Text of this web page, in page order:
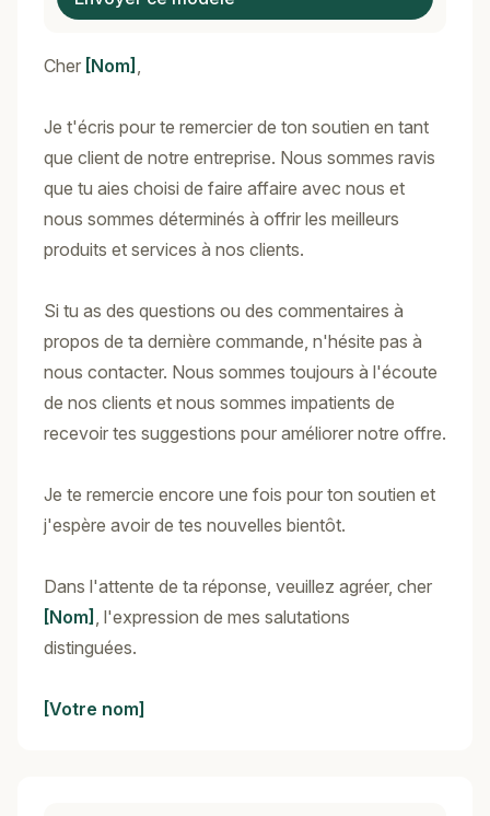
Cher [Nom] ,
Je t'écris pour te remercier de ton soutien en tant
que client de notre entreprise. Nous sommes ravis
que tu aies choisi de faire affaire avec nous et
nous sommes déterminés à offrir les meilleurs
produits et services à nos clients.
Si tu as des questions ou des commentaires à
propos de ta dernière commande, n'hésite pas à
nous contacter. Nous sommes toujours à l'écoute
de nos clients et nous sommes impatients de
recevoir tes suggestions pour améliorer notre offre.
Je te remercie encore une fois pour ton soutien et
j'espère avoir de tes nouvelles bientôt.
Dans l'attente de ta réponse, veuillez agréer, cher
[Nom] , l'expression de mes salutations
distinguées.
[Votre nom]